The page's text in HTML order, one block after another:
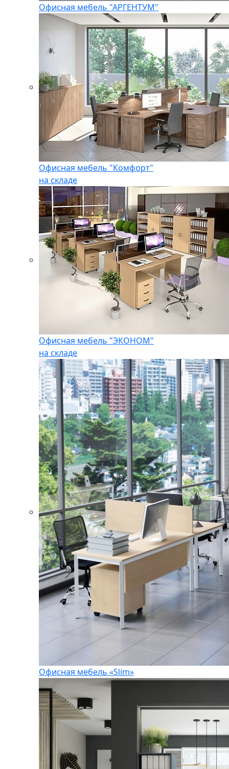
Офисная мебель "АРГЕНТУМ"
Офисная мебель "Комфорт"
на складе
Офисная мебель "ЭКОНОМ"
на складе
Офисная мебель «Slim»